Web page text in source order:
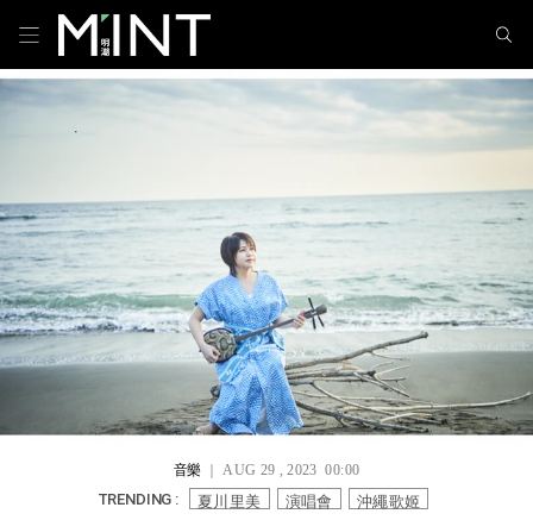
音樂｜ AUG 29 , 2023 00:00
TRENDING : 夏川里美 演唱會 沖繩歌姬